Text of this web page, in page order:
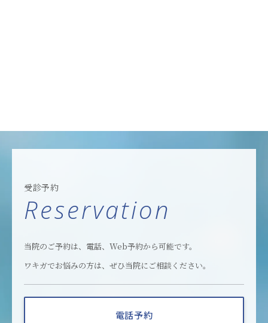
受診予約
Reservation
当院のご予約は、電話、Web予約から可能です。
ワキガでお悩みの方は、ぜひ当院にご相談ください。
電話予約